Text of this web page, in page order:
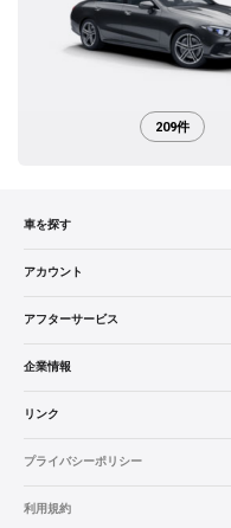
209件
車を探す
中古車検索
販売店検索
エリア別最新ニュース
品質と保証
ローン・リース
自動車保険
アカウント
ログイン
マイアカウント
マイリスト
保存した検索条件
問合せ履歴
アフターサービス
アフターサービス
車検／定期点検
コーティング
タイヤ交換
企業情報
企業概要
業績決算情報
プレスリリース
リンク
メルセデス・ベンツ認定中古車
BMW認定中古車
プライバシーポリシー
利用規約